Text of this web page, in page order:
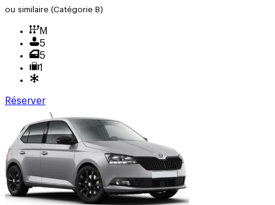
ou similaire (Catégorie B)
M
5
5
1
Réserver